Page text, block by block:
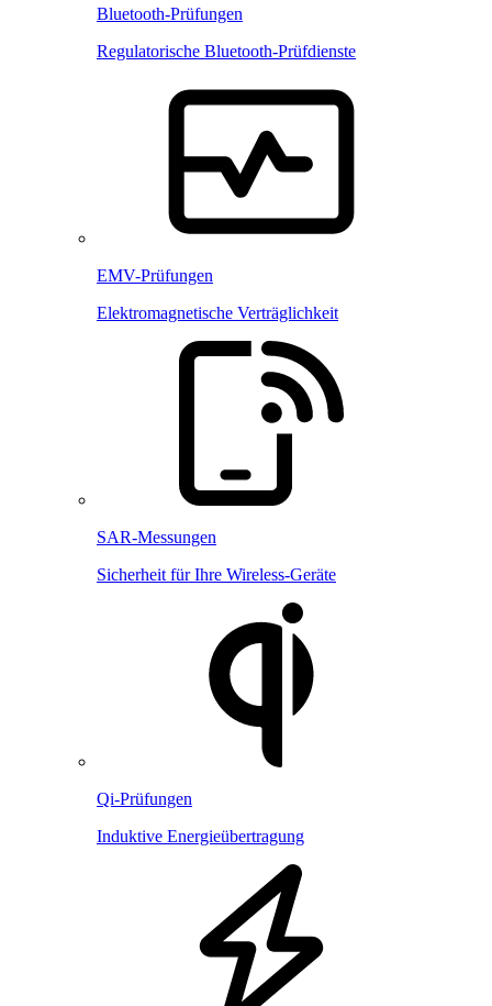
Bluetooth-Prüfungen
Regulatorische Bluetooth-Prüfdienste
EMV-Prüfungen
Elektromagnetische Verträglichkeit
SAR-Messungen
Sicherheit für Ihre Wireless-Geräte
Qi-Prüfungen
Induktive Energieübertragung